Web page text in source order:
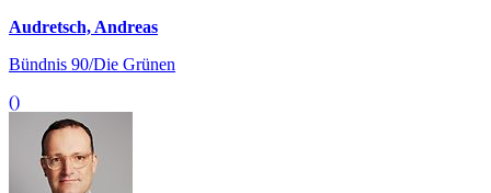
Audretsch, Andreas
Bündnis 90/Die Grünen
()